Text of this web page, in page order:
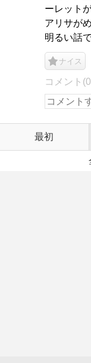
ーレット
アリサが
明るい話
ナイス
コメント
最初